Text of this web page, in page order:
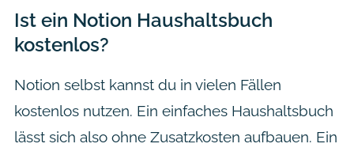
Ist ein Notion Haushaltsbuch
kostenlos?
Notion selbst kannst du in vielen Fällen
kostenlos nutzen. Ein einfaches Haushaltsbuch
lässt sich also ohne Zusatzkosten aufbauen. Ein